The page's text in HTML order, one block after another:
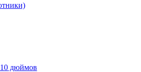
дюймов